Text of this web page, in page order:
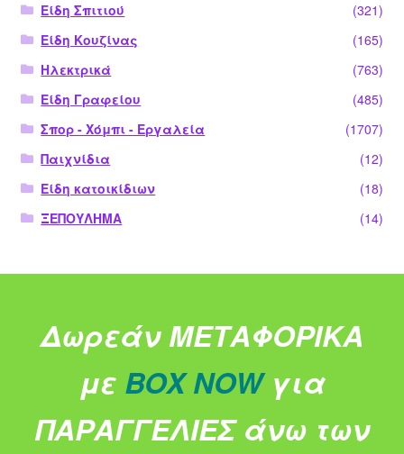
Είδη Σπιτιού
(321)
Είδη Κουζίνας
(165)
Ηλεκτρικά
(763)
Είδη Γραφείου
(485)
Σπορ - Χόμπι - Εργαλεία
(1707)
Παιχνίδια
(12)
Είδη κατοικίδιων
(18)
ΞΕΠΟΥΛΗΜΑ
(14)
Δωρεάν ΜΕΤΑΦΟΡΙΚΑ
με BOX NOW για
ΠΑΡΑΓΓΕΛΙΕΣ άνω των